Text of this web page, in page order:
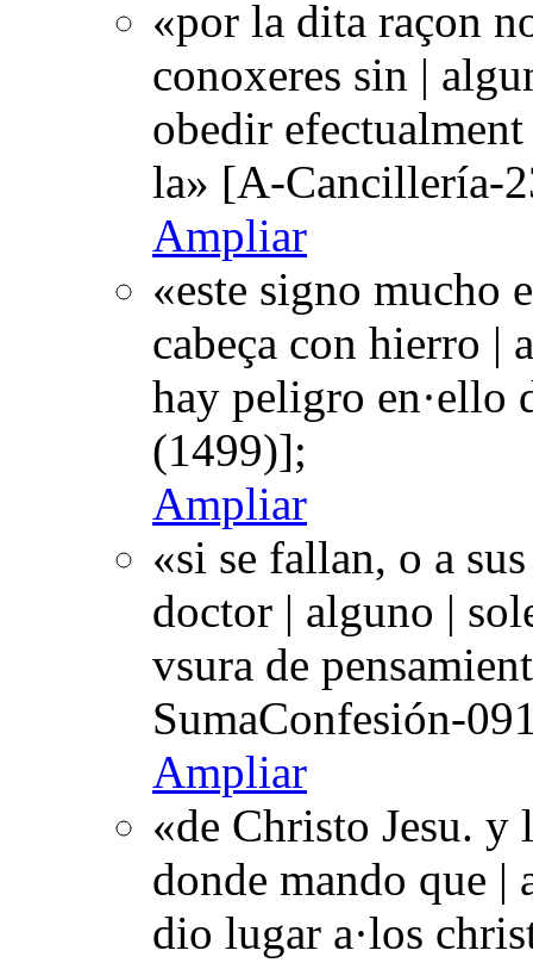
«por la dita raçon
conoxeres sin |
obedir
la» [A-Cancillería-
Ampliar
«este signo mucho
cabeça con hierro |
hay peligro en·ello
(1499)];
Ampliar
«si se fallan, o a
doctor | alguno |
vsura de
SumaConfesión-
Ampliar
«de Christo Jesu. y
donde mando que |
dio lugar a·los